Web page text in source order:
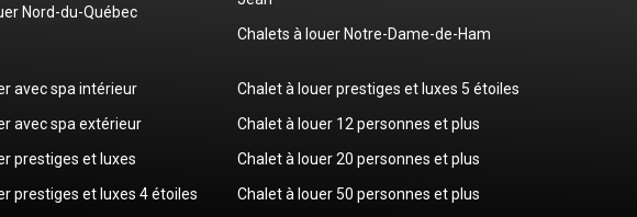
Nord-du-Québec
Chalets à louer Notre-Dame-de-Ham
avec spa intérieur
avec spa extérieur
prestiges et luxes
prestiges et luxes 4 étoiles
Chalet à louer prestiges et luxes 5 étoiles
Chalet à louer 12 personnes et plus
Chalet à louer 20 personnes et plus
Chalet à louer 50 personnes et plus